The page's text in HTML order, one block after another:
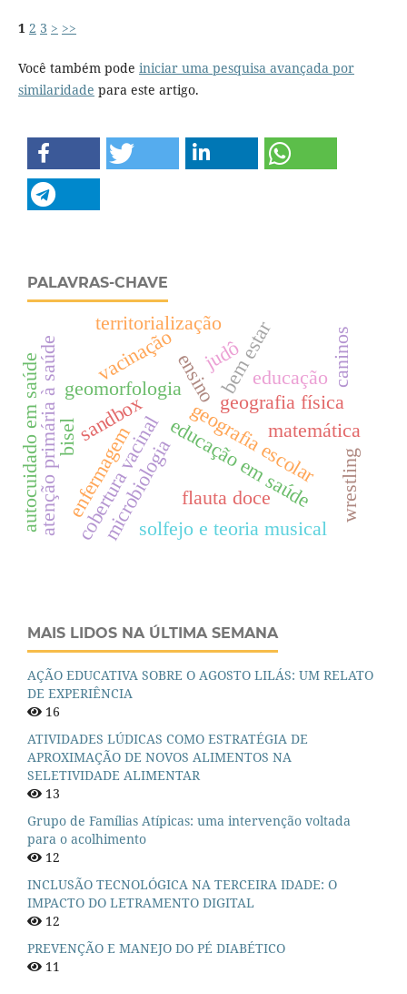
1 2 3 > >>
Você também pode iniciar uma pesquisa avançada por
similaridade para este artigo.
PALAVRAS-CHAVE
geografia física
geomorfologia
geografia escolar
sandbox
cobertura vacinaleducação em saúde
enfermagem
vacinação
microbiologia
ensino
bisel
flauta doce
solfejo e teoria musical
matemática
atenção primária à saúde
territorializaçãobem estar
autocuidado em saúde educação
judô
wrestling
caninos
MAIS LIDOS NA ÚLTIMA SEMANA
AÇÃO EDUCATIVA SOBRE O AGOSTO LILÁS: UM RELATO
DE EXPERIÊNCIA
16
ATIVIDADES LÚDICAS COMO ESTRATÉGIA DE
APROXIMAÇÃO DE NOVOS ALIMENTOS NA
SELETIVIDADE ALIMENTAR
13
Grupo de Famílias Atípicas: uma intervenção voltada
para o acolhimento
12
INCLUSÃO TECNOLÓGICA NA TERCEIRA IDADE: O
IMPACTO DO LETRAMENTO DIGITAL
12
PREVENÇÃO E MANEJO DO PÉ DIABÉTICO
11